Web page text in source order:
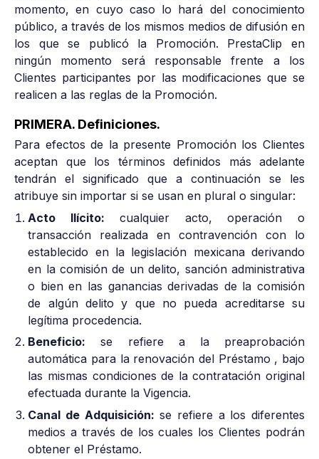
momento, en cuyo caso lo hará del conocimiento
público, a través de los mismos medios de difusión en
los que se publicó la Promoción. PrestaClip en
ningún momento será responsable frente a los
Clientes participantes por las modificaciones que se
realicen a las reglas de la Promoción.
PRIMERA. Definiciones.
Para efectos de la presente Promoción los Clientes
aceptan que los términos definidos más adelante
tendrán el significado que a continuación se les
atribuye sin importar si se usan en plural o singular:
Acto Ilícito: cualquier acto, operación o
transacción realizada en contravención con lo
establecido en la legislación mexicana derivando
en la comisión de un delito, sanción administrativa
o bien en las ganancias derivadas de la comisión
de algún delito y que no pueda acreditarse su
legítima procedencia.
Beneficio: se refiere a la preaprobación
automática para la renovación del Préstamo , bajo
las mismas condiciones de la contratación original
efectuada durante la Vigencia.
Canal de Adquisición: se refiere a los diferentes
medios a través de los cuales los Clientes podrán
obtener el Préstamo.